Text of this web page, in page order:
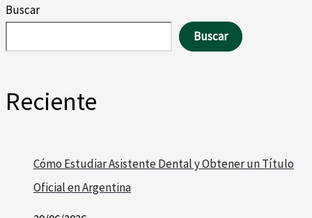
Buscar
Buscar
Reciente
Cómo Estudiar Asistente Dental y Obtener un Título
Oficial en Argentina